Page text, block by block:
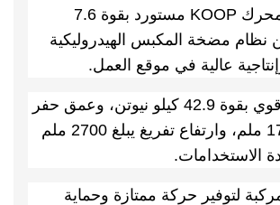
واحد، وتعمل بمحرك KOOP مستورد بقوة 7.6
نظام مضخة المكبس الهيدروليكية
عالية في موقع العمل.
يوفر أداء حفر قوي بقوة 42.9 كيلو نيوتن، وعمق حفر
أقصى يبلغ 1735 ملم، وارتفاع تفريغ يبلغ 2700 ملم
الاستخدامات.
لتوفير حركة ممتازة وحماية